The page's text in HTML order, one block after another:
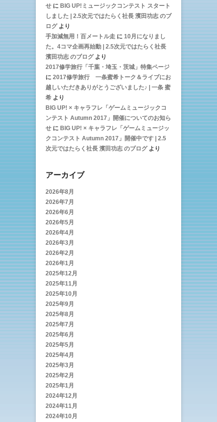
せ に BIG UP!ミュージックコンテスト スタート
しました | 2.5次元ではたらく社長 濱田功志 のブ
ログより
手加減無用！百メートル走 に 10月になりまし
た。4コマ企画再始動 | 2.5次元ではたらく社長
濱田功志 のブログより
2017修学旅行「千葉・埼玉・茨城」特集ページ
に 2017修学旅行 一条蜜希トーク＆ライブにお
越しいただきありがとうございました♪ | 一条 蜜
希 より
BIG UP! × キャラフレ「ゲームミュージックコ
ンテスト Autumn 2017」開催についてのお知ら
せ に BIG UP! × キャラフレ「ゲームミュージッ
クコンテスト Autumn 2017」開催中です | 2.5
次元ではたらく社長 濱田功志 のブログより
アーカイブ
2026年8月
2026年7月
2026年6月
2026年5月
2026年4月
2026年3月
2026年2月
2026年1月
2025年12月
2025年11月
2025年10月
2025年9月
2025年8月
2025年7月
2025年6月
2025年5月
2025年4月
2025年3月
2025年2月
2025年1月
2024年12月
2024年11月
2024年10月